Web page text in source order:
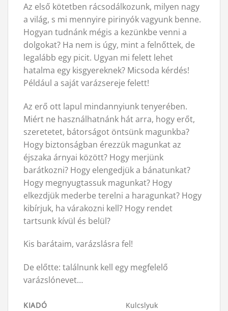
Az első kötetben rácsodálkozunk, milyen nagy
a világ, s mi mennyire pirinyók vagyunk benne.
Hogyan tudnánk mégis a kezünkbe venni a
dolgokat? Ha nem is úgy, mint a felnőttek, de
legalább egy picit. Ugyan mi felett lehet
hatalma egy kisgyereknek? Micsoda kérdés!
Például a saját varázsereje felett!
Az erő ott lapul mindannyiunk tenyerében.
Miért ne használhatnánk hát arra, hogy erőt,
szeretetet, bátorságot öntsünk magunkba?
Hogy biztonságban érezzük magunkat az
éjszaka árnyai között? Hogy merjünk
barátkozni? Hogy elengedjük a bánatunkat?
Hogy megnyugtassuk magunkat? Hogy
elkezdjük mederbe terelni a haragunkat? Hogy
kibírjuk, ha várakozni kell? Hogy rendet
tartsunk kívül és belül?
Kis barátaim, varázslásra fel!
De előtte: találnunk kell egy megfelelő
varázslónevet…
KIADÓ
Kulcslyuk